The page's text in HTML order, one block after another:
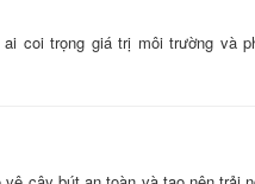
coi trọng giá trị môi trường và